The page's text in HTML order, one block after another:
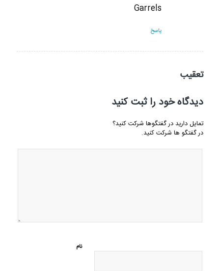
Garrels
پاسخ
تعقیب
دیدگاه خود را ثبت کنید
تمایل دارید در گفتگوها شرکت کنید؟
در گفتگو ها شرکت کنید.
نام